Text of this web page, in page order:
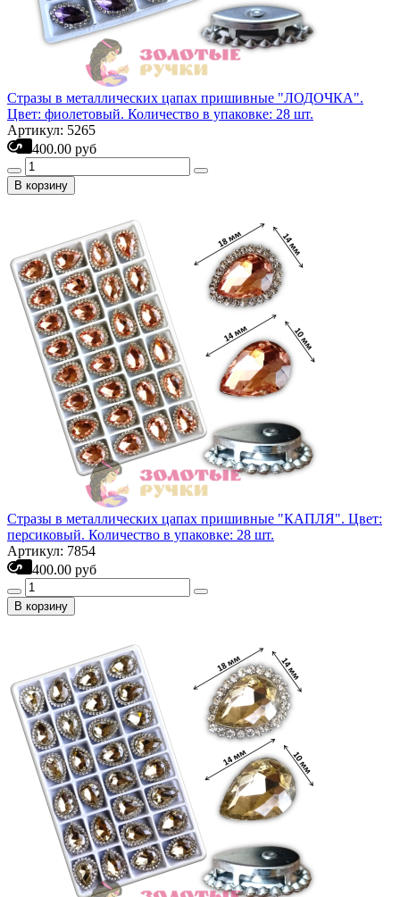
Стразы в металлических цапах пришивные "ЛОДОЧКА".
Цвет: фиолетовый. Количество в упаковке: 28 шт.
Артикул: 5265
400.00 руб
В корзину
Стразы в металлических цапах пришивные "КАПЛЯ". Цвет:
персиковый. Количество в упаковке: 28 шт.
Артикул: 7854
400.00 руб
В корзину